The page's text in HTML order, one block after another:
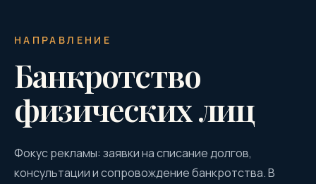
НАПРАВЛЕНИЕ
Банкротство
физических лиц
Фокус рекламы: заявки на списание долгов,
консультации и сопровождение банкротства. В